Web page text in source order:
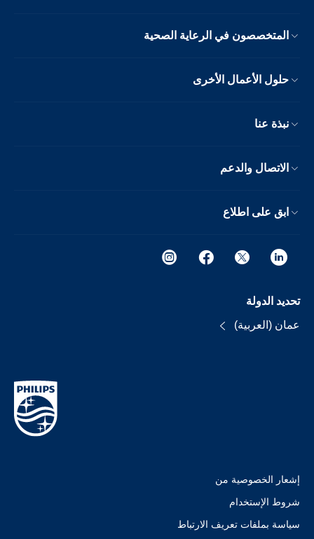
المتخصصون في الرعاية الصحية
حلول الأعمال الأخرى
نبذة عنا
الاتصال والدعم
ابق على اطلاع
تحديد الدولة
عمان (العربية)
إشعار الخصوصية من
شروط الإستخدام
سياسة بملفات تعريف الارتباط